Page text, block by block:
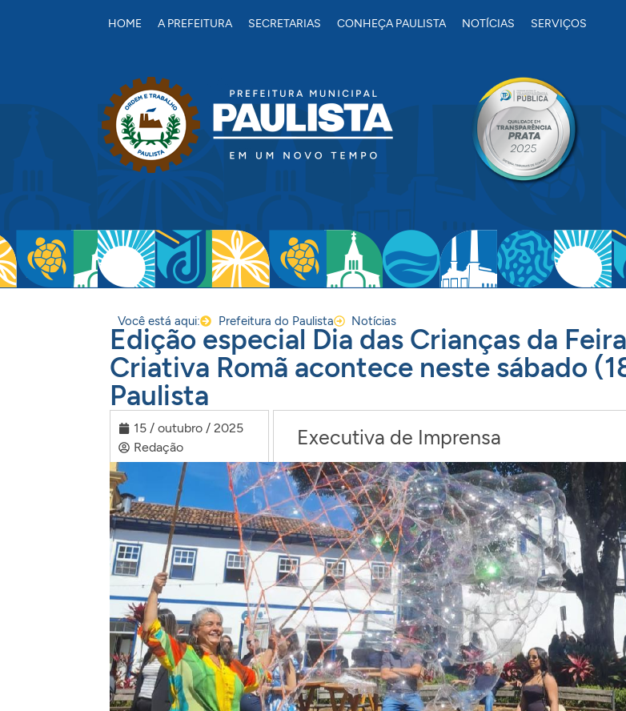
HOME A PREFEITURA SECRETARIAS CONHEÇA PAULISTA NOTÍCIAS SERVIÇOS
Você está aqui: Prefeitura do Paulista Notícias
Edição especial Dia das Crianças da Feira
Criativa Romã acontece neste sábado
Paulista
15 / outubro / 2025
Redação
Executiva de Imprensa